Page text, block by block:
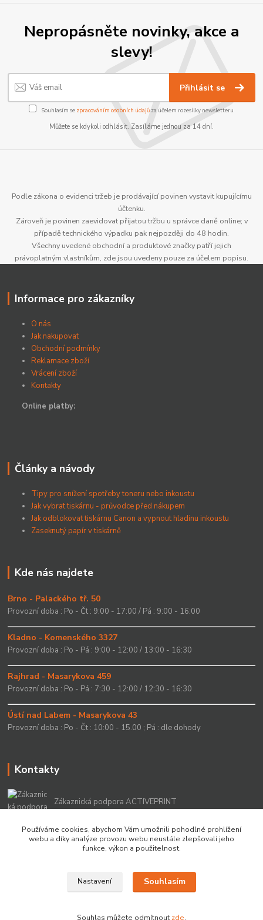
Nepropásněte novinky, akce a
slevy!
Přihlásit se
Souhlasím se zpracováním osobních údajůza účelem rozesílky newsletteru.
Můžete se kdykoli odhlásit. Zasíláme jednou za 14 dní.
Podle zákona o evidenci tržeb je prodávající povinen vystavit kupujícímu
účtenku.
Zároveň je povinen zaevidovat přijatou tržbu u správce daně online; v
případě technického výpadku pak nejpozději do 48 hodin.
Všechny uvedené obchodní a produktové značky patří jejich
právoplatným vlastníkům, zde jsou uvedeny pouze za účelem popisu.
Informace pro zákazníky
O nás
Jak nakupovat
Obchodní podmínky
Reklamace zboží
Vrácení zboží
Kontakty
Online platby:
Články a návody
Tipy pro snížení spotřeby toneru nebo inkoustu
Jak vybrat tiskárnu - průvodce před nákupem
Jak odblokovat tiskárnu Canon a vypnout hladinu inkoustu
Zaseknutý papír v tiskárně
Kde nás najdete
Brno - Palackého tř. 50
Provozní doba : Po - Čt : 9:00 - 17:00 / Pá : 9:00 - 16:00
Kladno - Komenského 3327
Provozní doba : Po - Pá : 9:00 - 12:00 / 13:00 - 16:30
Rajhrad - Masarykova 459
Provozní doba : Po - Pá : 7:30 - 12:00 / 12:30 - 16:30
Ústí nad Labem - Masarykova 43
Provozní doba : Po - Čt : 10:00 - 15.00 ; Pá : dle dohody
Kontakty
Zákaznická podpora ACTIVEPRINT
+420 549 213 756
info@activeprint.cz
Copyright 2022 © ActivePrint s.r.o.
Používáme cookies, abychom Vám umožnili pohodlné prohlížení
webu a díky analýze provozu webu neustále zlepšovali jeho
funkce, výkon a použitelnost.
Nastavení Souhlasím
Souhlas můžete odmítnout zde.